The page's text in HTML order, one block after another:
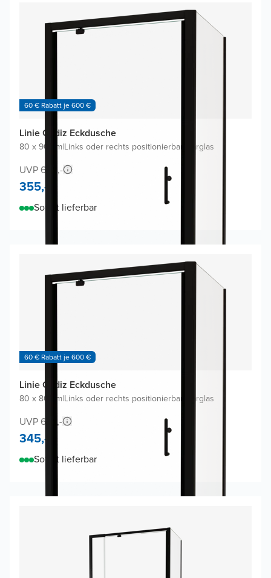
60 € Rabatt je 600 €
Linie Cadiz Eckdusche
80 x 90 cm|Links oder rechts positionierbar Klarglas
UVP 690,-
355,-
Sofort lieferbar
60 € Rabatt je 600 €
Linie Cadiz Eckdusche
80 x 80 cm|Links oder rechts positionierbar Klarglas
UVP 670,-
345,-
Sofort lieferbar